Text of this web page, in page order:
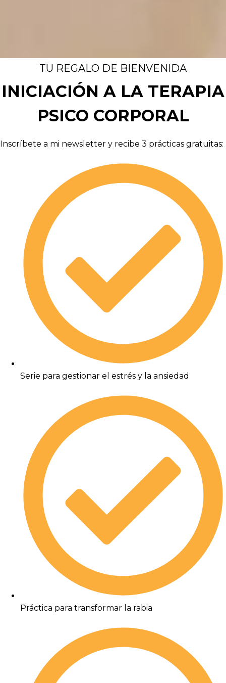
TU REGALO DE BIENVENIDA
INICIACIÓN A LA TERAPIA
PSICO CORPORAL
Inscríbete a mi newsletter y recibe 3 prácticas gratuitas:
Serie para gestionar el estrés y la ansiedad
Práctica para transformar la rabia